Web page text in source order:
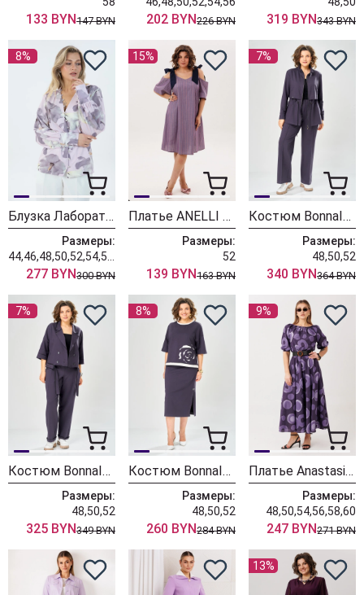
133 BYN147 BYN 202 BYN226 BYN 319 BYN343 BYN
8%
Блузка Лаборатория Моды М148 сиреневый
Размеры:
277 BYN300 BYN
15%
Платье ANELLI LAUREL 1820 синий бант
Размеры:
52
139 BYN163 BYN
7%
Костюм BonnaImage 1058/1серо-фиолетовый
Размеры:
48,50,52
340 BYN364 BYN
7%
Костюм BonnaImage 1055/1 серо-фиолетовый
Размеры:
48,50,52
325 BYN349 BYN
8%
Костюм BonnaImage 1050/1 серо-фиолетовый
Размеры:
48,50,52
260 BYN284 BYN
9%
Платье Anastasia 1327 фиолетовый
Размеры:
48,50,54,56,58,60
247 BYN271 BYN
13%